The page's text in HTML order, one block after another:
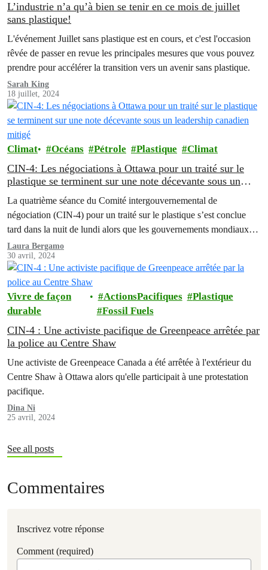
L’industrie n’a qu’à bien se tenir en ce mois de juillet
sans plastique!
L'événement Juillet sans plastique est en cours, et c'est l'occasion
rêvée de passer en revue les principales mesures que vous pouvez
prendre pour accélérer la transition vers un avenir sans plastique.
Sarah King
18 juillet, 2024
Climat Océans Pétrole Plastique Climat
CIN-4: Les négociations à Ottawa pour un traité sur le
plastique se terminent sur une note décevante sous un
leadership canadien mitigé
La quatrième séance du Comité intergouvernemental de
négociation (CIN-4) pour un traité sur le plastique s’est conclue
tard dans la nuit de lundi alors que les gouvernements mondiaux
n'ont pas réussi à se mettre d'accord sur l'inclusion d'une référence
à la réduction de la production de plastique ou aux polymères dans
les travaux intersessions, malgré…
Laura Bergamo
30 avril, 2024
Vivre de façon
durable
ActionsPacifiques
Plastique
Fossil Fuels
CIN-4 : Une activiste pacifique de Greenpeace arrêtée par
la police au Centre Shaw
Une activiste de Greenpeace Canada a été arrêtée à l'extérieur du
Centre Shaw à Ottawa alors qu'elle participait à une protestation
pacifique.
Dina Ni
25 avril, 2024
See all posts
Commentaires
Inscrivez votre réponse
Comment (required)